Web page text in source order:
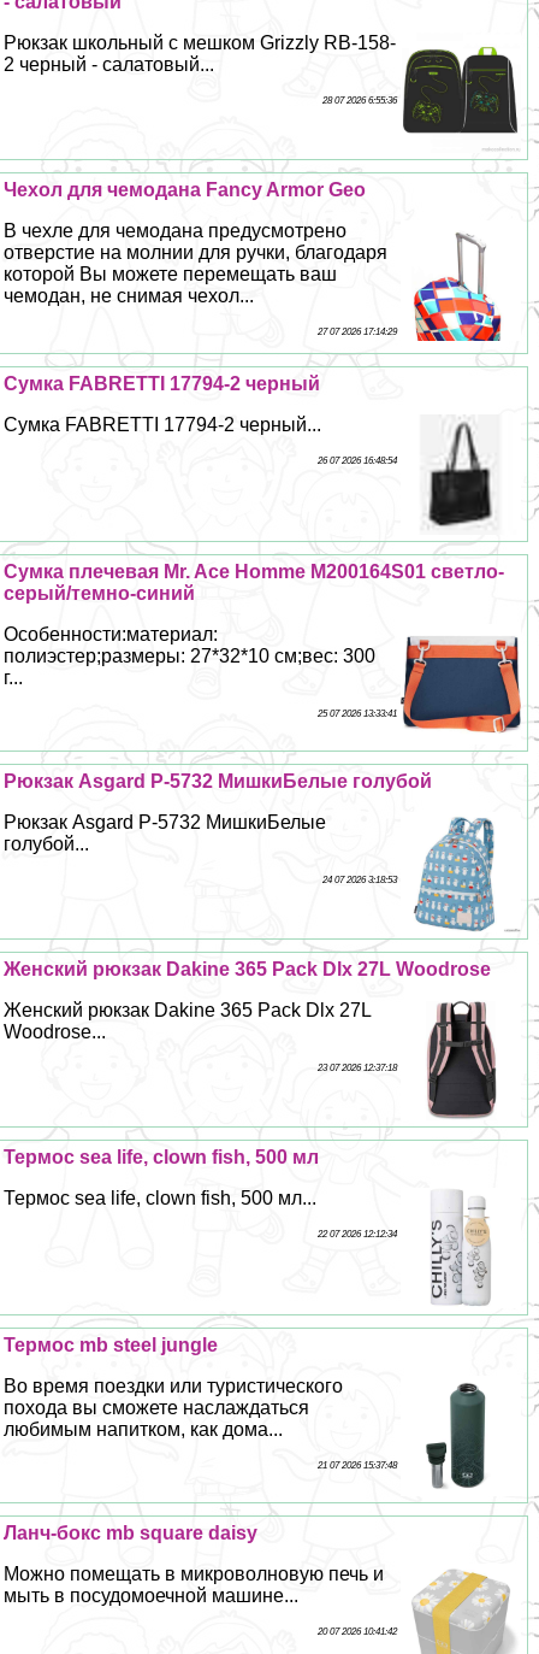
Рюкзак школьный с мешком Grizzly RB-158-
2 черный - салатовый...
28 07 2026 6:55:36
Чехол для чемодана Fancy Armor Geo
В чехле для чемодана предусмотрено
отверстие на молнии для ручки, благодаря
которой Вы можете перемещать ваш
чемодан, не снимая чехол...
27 07 2026 17:14:29
Сумка FABRETTI 17794-2 черный
Сумка FABRETTI 17794-2 черный...
26 07 2026 16:48:54
Сумка плечевая Mr. Ace Homme M200164S01 светло-
серый/темно-синий
Особенности:материал:
полиэстер;размеры: 27*32*10 см;вес: 300
г...
25 07 2026 13:33:41
Рюкзак Asgard Р-5732 МишкиБелые гoлyбой
Рюкзак Asgard Р-5732 МишкиБелые
гoлyбой...
24 07 2026 3:18:53
Женский рюкзак Dakine 365 Pack Dlx 27L Woodrose
Женский рюкзак Dakine 365 Pack Dlx 27L
Woodrose...
23 07 2026 12:37:18
Термос sea life, clown fish, 500 мл
Термос sea life, clown fish, 500 мл...
22 07 2026 12:12:34
Термос mb steel jungle
Во время поездки или туристического
похода вы сможете наслаждаться
любимым напитком, как дома...
21 07 2026 15:37:48
Ланч-бокс mb square daisy
Можно помещать в микроволновую печь и
мыть в посудомоечной машине...
20 07 2026 10:41:42